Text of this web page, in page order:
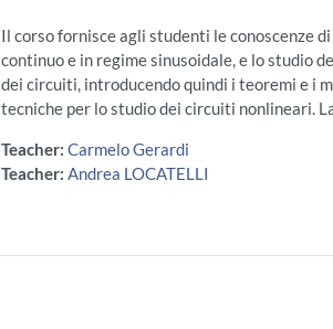
Il corso fornisce agli studenti le conoscenze
continuo e in regime sinusoidale, e lo studio
dei circuiti, introducendo quindi i teoremi e i
tecniche per lo studio dei circuiti nonlineari.
Teacher: Carmelo Gerardi
Teacher: Andrea LOCATELLI